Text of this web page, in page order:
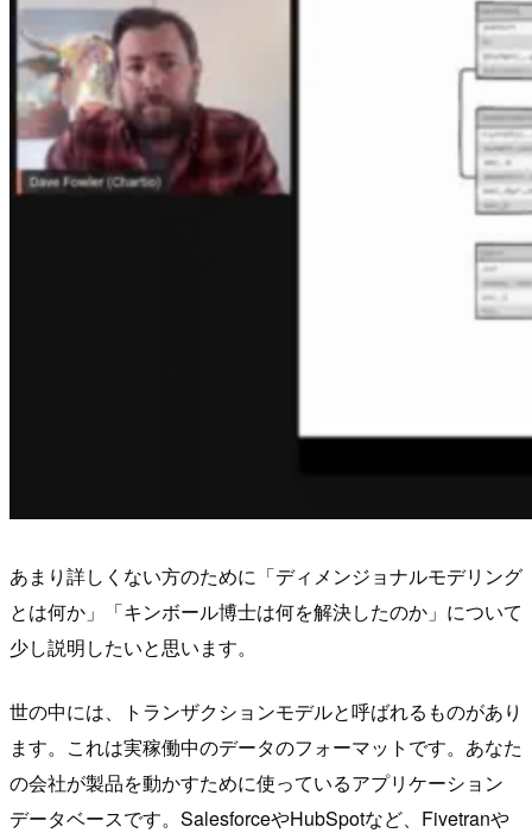
あまり詳しくない方のために「ディメンジョナルモデリング
とは何か」「キンボール博士は何を解決したのか」について
少し説明したいと思います。
世の中には、トランザクションモデルと呼ばれるものがあり
ます。これは実稼働中のデータのフォーマットです。あなた
の会社が製品を動かすために使っているアプリケーション
データベースです。SalesforceやHubSpotなど、Fivetranや